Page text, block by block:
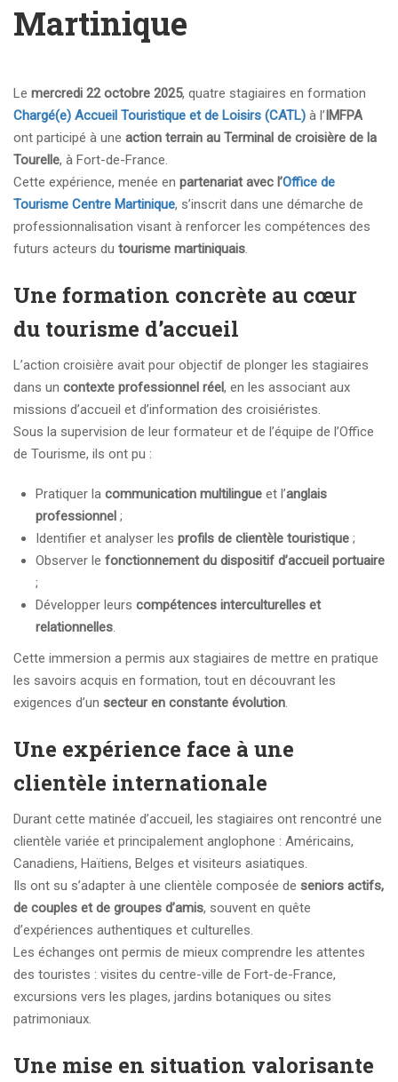
Martinique
Le mercredi 22 octobre 2025, quatre stagiaires en formation
Chargé(e) Accueil Touristique et de Loisirs (CATL) à l’IMFPA
ont participé à une action terrain au Terminal de croisière de la
Tourelle, à Fort-de-France.
Cette expérience, menée en partenariat avec l’Office de
Tourisme Centre Martinique, s’inscrit dans une démarche de
professionnalisation visant à renforcer les compétences des
futurs acteurs du tourisme martiniquais
Une formation concrète au cœur
du tourisme d’accueil
L’action croisière avait pour objectif de plonger les stagiaires
dans un contexte professionnel réel, en les associant aux
missions d’accueil et d’information des croisiéristes.
Sous la supervision de leur formateur et de l’équipe de l’Office
de Tourisme, ils ont pu :
Pratiquer la communication multilingue et l’anglais
professionnel ;
Identifier et analyser les profils de clientèle touristique ;
Observer le fonctionnement du dispositif d’accueil portuaire
;
Développer leurs compétences interculturelles et
relationnelles
Cette immersion a permis aux stagiaires de mettre en pratique
les savoirs acquis en formation, tout en découvrant les
exigences d’un secteur en constante évolution
Une expérience face à une
clientèle internationale
Durant cette matinée d’accueil, les stagiaires ont rencontré une
clientèle variée et principalement anglophone : Américains,
Canadiens, Haïtiens, Belges et visiteurs asiatiques.
Ils ont su s’adapter à une clientèle composée de seniors actifs,
de couples et de groupes d’amis, souvent en quête
d’expériences authentiques et culturelles.
Les échanges ont permis de mieux comprendre les attentes
des touristes : visites du centre-ville de Fort-de-France,
excursions vers les plages, jardins botaniques ou sites
patrimoniaux.
Une mise en situation valorisante